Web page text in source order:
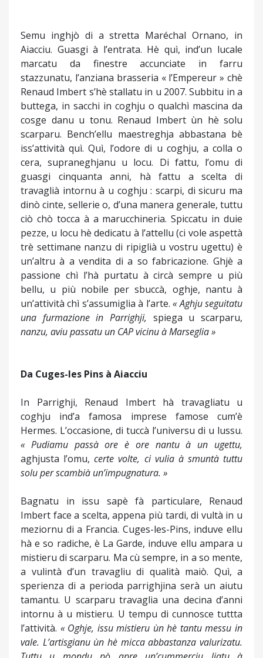
Semu inghjò di a stretta Maréchal Ornano, in
Aiacciu. Guasgi à l’entrata. Hè quì, ind’un lucale
marcatu da finestre accunciate in farru
stazzunatu, l’anziana brasseria « l’Empereur » chè
Renaud Imbert s’hè stallatu in u 2007. Subbitu in a
buttega, in sacchi in coghju o qualchì mascina da
cosge danu u tonu. Renaud Imbert ùn hè solu
scarparu. Bench’ellu maestreghja abbastana bè
iss’attività quì. Quì, l’odore di u coghju, a colla o
cera, supraneghjanu u locu. Di fattu, l’omu di
guasgi cinquanta anni, hà fattu a scelta di
travaglià intornu à u coghju : scarpi, di sicuru ma
dinò cinte, sellerie o, d’una manera generale, tuttu
ciò chò tocca à a marucchineria. Spiccatu in duie
pezze, u locu hè dedicatu à l’attellu (ci vole aspettà
trè settimane nanzu di ripiglià u vostru ugettu) è
un’altru à a vendita di a so fabricazione. Ghjè a
passione chì l’hà purtatu à circà sempre u più
bellu, u più nobile per sbuccà, oghje, nantu à
un’attività chì s’assumiglia à l’arte.« Aghju seguitatu
una furmazione in Parrighji, spiega u scarparu,
nanzu, aviu passatu un CAP vicinu à Marseglia »
Da Cuges-les Pins à Aiacciu
In Parrighji, Renaud Imbert hà travagliatu u
coghju ind’a famosa imprese famose cum’è
Hermes. L’occasione, di tuccà l’universu di u lussu.
« Pudiamu passà ore è ore nantu à un ugettu,
aghjusta l’omu,certe volte, ci vulia à smuntà tuttu
solu per scambià un’impugnatura. »
Bagnatu in issu sapè fà particulare, Renaud
Imbert face a scelta, appena più tardi, di vultà in u
meziornu di a Francia. Cuges-les-Pins, induve ellu
hà e so radiche, è La Garde, induve ellu ampara u
mistieru di scarparu. Ma cù sempre, in a so mente,
a vulintà d’un travagliu di qualità maiò. Quì, a
sperienza di a perioda parrighjina serà un aiutu
tamantu. U scarparu travaglia una decina d’anni
intornu à u mistieru. U tempu di cunnosce tuttta
l’attività. « Oghje, issu mistieru ùn hè tantu messu in
vale. L’artisgianu ùn hè micca abbastanza valurizatu.